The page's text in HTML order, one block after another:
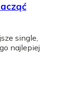
single,
najlepiej